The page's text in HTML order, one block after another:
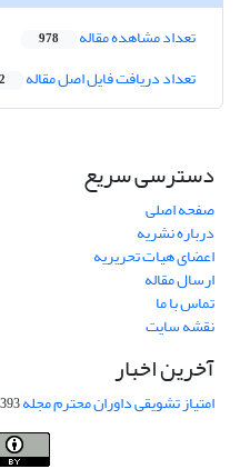
تعداد مشاهده مقاله 978
تعداد دریافت فایل اصل مقاله
دسترسی سریع
صفحه اصلی
درباره نشریه
اعضای هیات تحریریه
ارسال مقاله
تماس با ما
نقشه سایت
آخرین اخبار
امتیاز تشویقی داوران محترم مجله09-01